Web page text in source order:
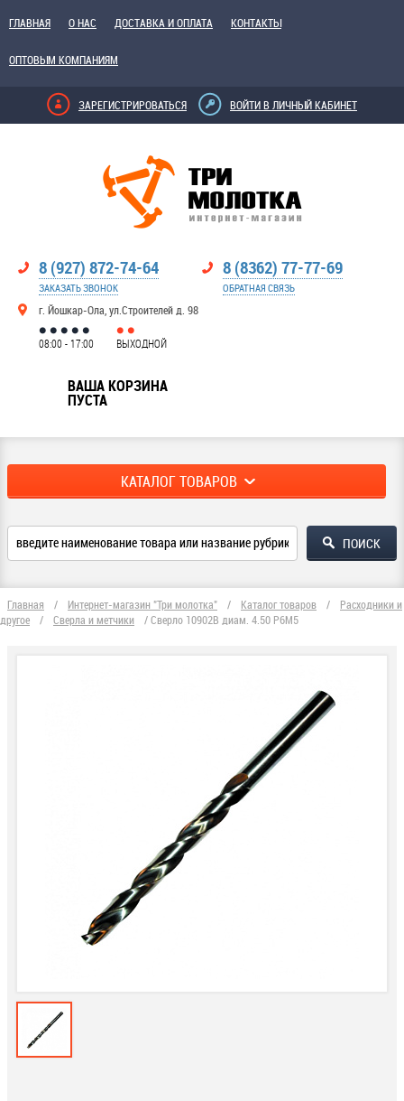
ГЛАВНАЯ О НАС ДОСТАВКА И ОПЛАТА КОНТАКТЫ
ОПТОВЫМ КОМПАНИЯМ
ЗАРЕГИСТРИРОВАТЬСЯ ВОЙТИ В ЛИЧНЫЙ КАБИНЕТ
8 (927) 872-74-64
ЗАКАЗАТЬ ЗВОНОК
г. Йошкар-Ола, ул.Строителей д. 98
8 (8362) 77-77-69
ОБРАТНАЯ СВЯЗЬ
08:00 - 17:00 ВЫХОДНОЙ
ВАША КОРЗИНА
ПУСТА
КАТАЛОГ ТОВАРОВ
Главная / Интернет-магазин "Три молотка" / Каталог товаров /
Расходники и
другое
/ Сверла и метчики /Сверло 10902В диам. 4.50 Р6М5